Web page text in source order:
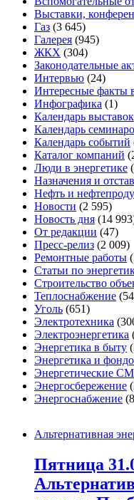
Выставки,
Газ (3 645)
Галерея (945)
ЖКХ (304)
Законодательные
Интервью (24)
Интересные факты
Инфографика (1)
Календарь выставок
Календарь
Календарь событий
Каталог компаний
Люди в энергетике
Назначения и
Нефть и
Новости (2 595)
Новость дня (14
От редакции (47)
Пресс-релиз (2 009)
Ремонтные работы
Статьи по
Строительство
Теплоснабжение
Уголь (651)
Электротехника
Электроэнергетика
Энергетика в быту
Энергетика и
Энергетические
Энергосбережение
Энергоснабжение
Альтернативная
Пятница